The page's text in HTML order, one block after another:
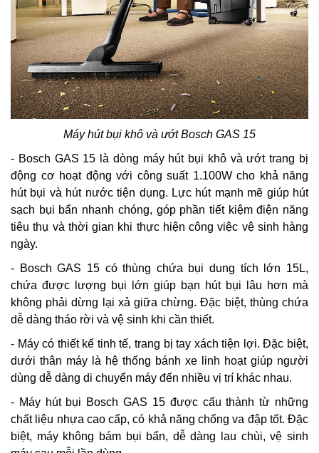
Máy hút bụi khô và ướt Bosch GAS 15
- Bosch GAS 15 là dòng máy hút bụi khô và ướt trang bị
động cơ hoạt động với công suất 1.100W cho khả năng
hút bụi và hút nước tiện dụng. Lực hút mạnh mẽ giúp hút
sạch bụi bẩn nhanh chóng, góp phần tiết kiệm điện năng
tiêu thụ và thời gian khi thực hiện công việc vệ sinh hàng
ngày.
- Bosch GAS 15 có thùng chứa bụi dung tích lớn 15L,
chứa được lượng bụi lớn giúp bạn hút bụi lâu hơn mà
không phải dừng lại xả giữa chừng. Đặc biệt, thùng chứa
dễ dàng tháo rời và vệ sinh khi cần thiết.
- Máy có thiết kế tinh tế, trang bị tay xách tiện lợi. Đặc biệt,
dưới thân máy là hệ thống bánh xe linh hoạt giúp người
dùng dễ dàng di chuyển máy đến nhiều vị trí khác nhau.
- Máy hút bụi Bosch GAS 15 được cấu thành từ những
chất liệu nhựa cao cấp, có khả năng chống va đập tốt. Đặc
biệt, máy không bám bụi bẩn, dễ dàng lau chùi, vệ sinh